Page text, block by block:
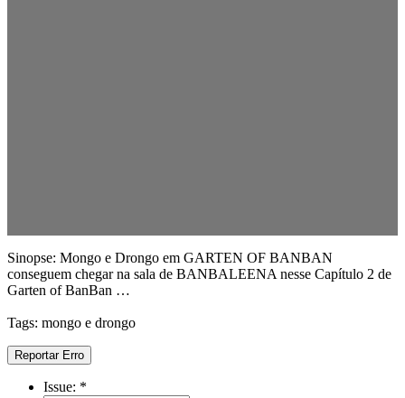
Sinopse: Mongo e Drongo em GARTEN OF BANBAN
conseguem chegar na sala de BANBALEENA nesse Capítulo 2 de
Garten of BanBan …
Tags: mongo e drongo
Reportar Erro
Issue: *